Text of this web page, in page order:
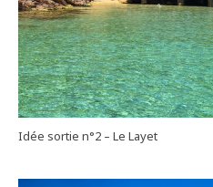
Idée sortie n°2 – Le Layet